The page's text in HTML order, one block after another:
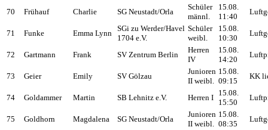
70 Frühauf Charlie SG Neustadt/Orla
Schüler
männl.
15.08.
11:40
71 Funke Emma Lynn
SGi zu Werder/Havel
1704 e.V.
Schüler
weibl.
15.08.
10:30
72 Gartmann Frank SV Zentrum Berlin
Herren
IV
15.08.
14:20
73 Geier Emily SV Gölzau
Junioren
II weibl.
15.08.
09:15
KK
74 Goldammer Martin SB Lehnitz e.V. Herren I
15.08.
15:50
75 Goldhorn Magdalena SG Neustadt/Orla
Junioren
II weibl.
15.08.
08:35